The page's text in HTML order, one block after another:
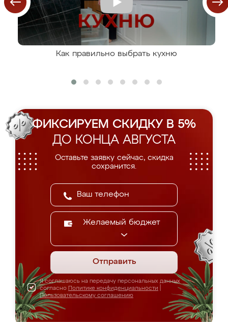
Как правильно выбрать кухню
ФИКСИРУЕМ СКИДКУ В 5%
ДО КОНЦА АВГУСТА
Оставьте заявку сейчас, скидка
сохранится.
Желаемый бюджет
Отправить
Я соглашаюсь на передачу персональных данных
согласно Политике конфиденциальности
Пользовательскому соглашению